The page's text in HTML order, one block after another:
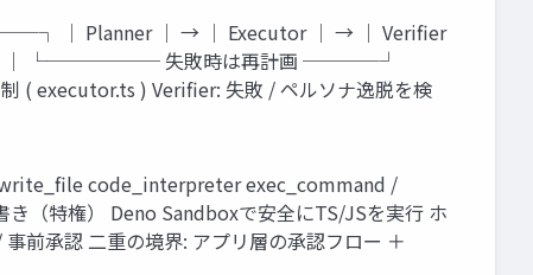
Planner │ → │ Executor │ → │ Verifier
失敗時は再計画 ────┘
( executor.ts ) Verifier: 失敗 / ペルソナ逸脱を検
write_file code_interpreter exec_command /
（特権） Deno Sandboxで安全にTS/JSを実行 ホ
前承認 二重の境界: アプリ層の承認フロー ＋